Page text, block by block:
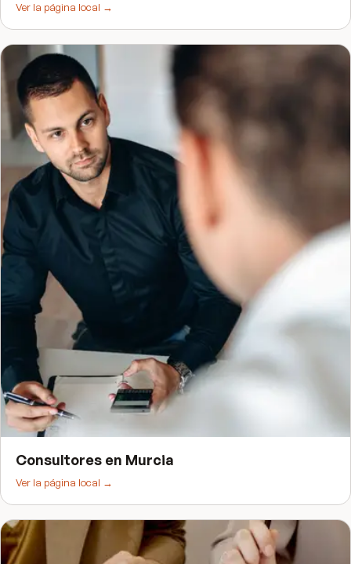
Ver la página local →
Consultores en Murcia
Ver la página local →